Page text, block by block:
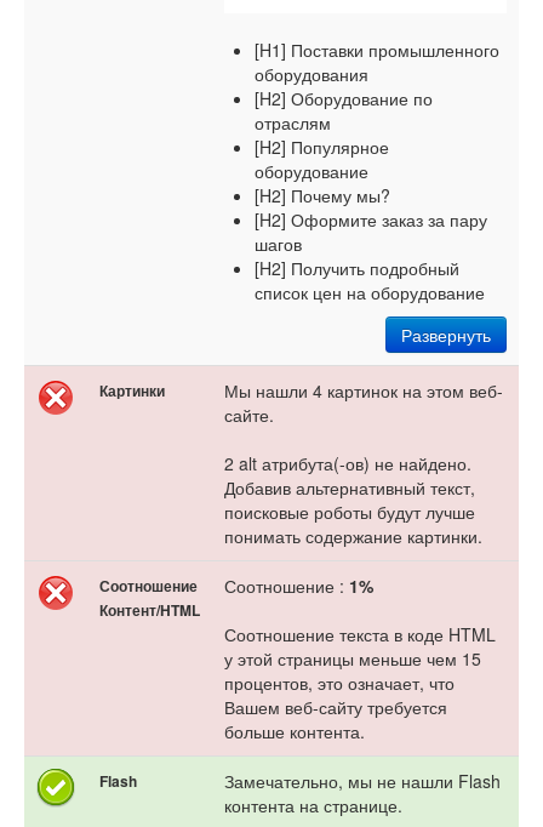
[H1] Поставки промышленного
оборудования
[H2] Оборудование по
отраслям
[H2] Популярное
оборудование
[H2] Почему мы?
[H2] Оформите заказ за пару
шагов
[H2] Получить подробный
список цен на оборудование
Развернуть
Картинки
Мы нашли 4 картинок на этом веб-
сайте.
2 alt атрибута(-ов) не найдено.
Добавив альтернативный текст,
поисковые роботы будут лучше
понимать содержание картинки.
Соотношение
Контент/HTML
Соотношение : 1%
Соотношение текста в коде HTML
у этой страницы меньше чем 15
процентов, это означает, что
Вашем веб-сайту требуется
больше контента.
Flash
Замечательно, мы не нашли Flash
контента на странице.